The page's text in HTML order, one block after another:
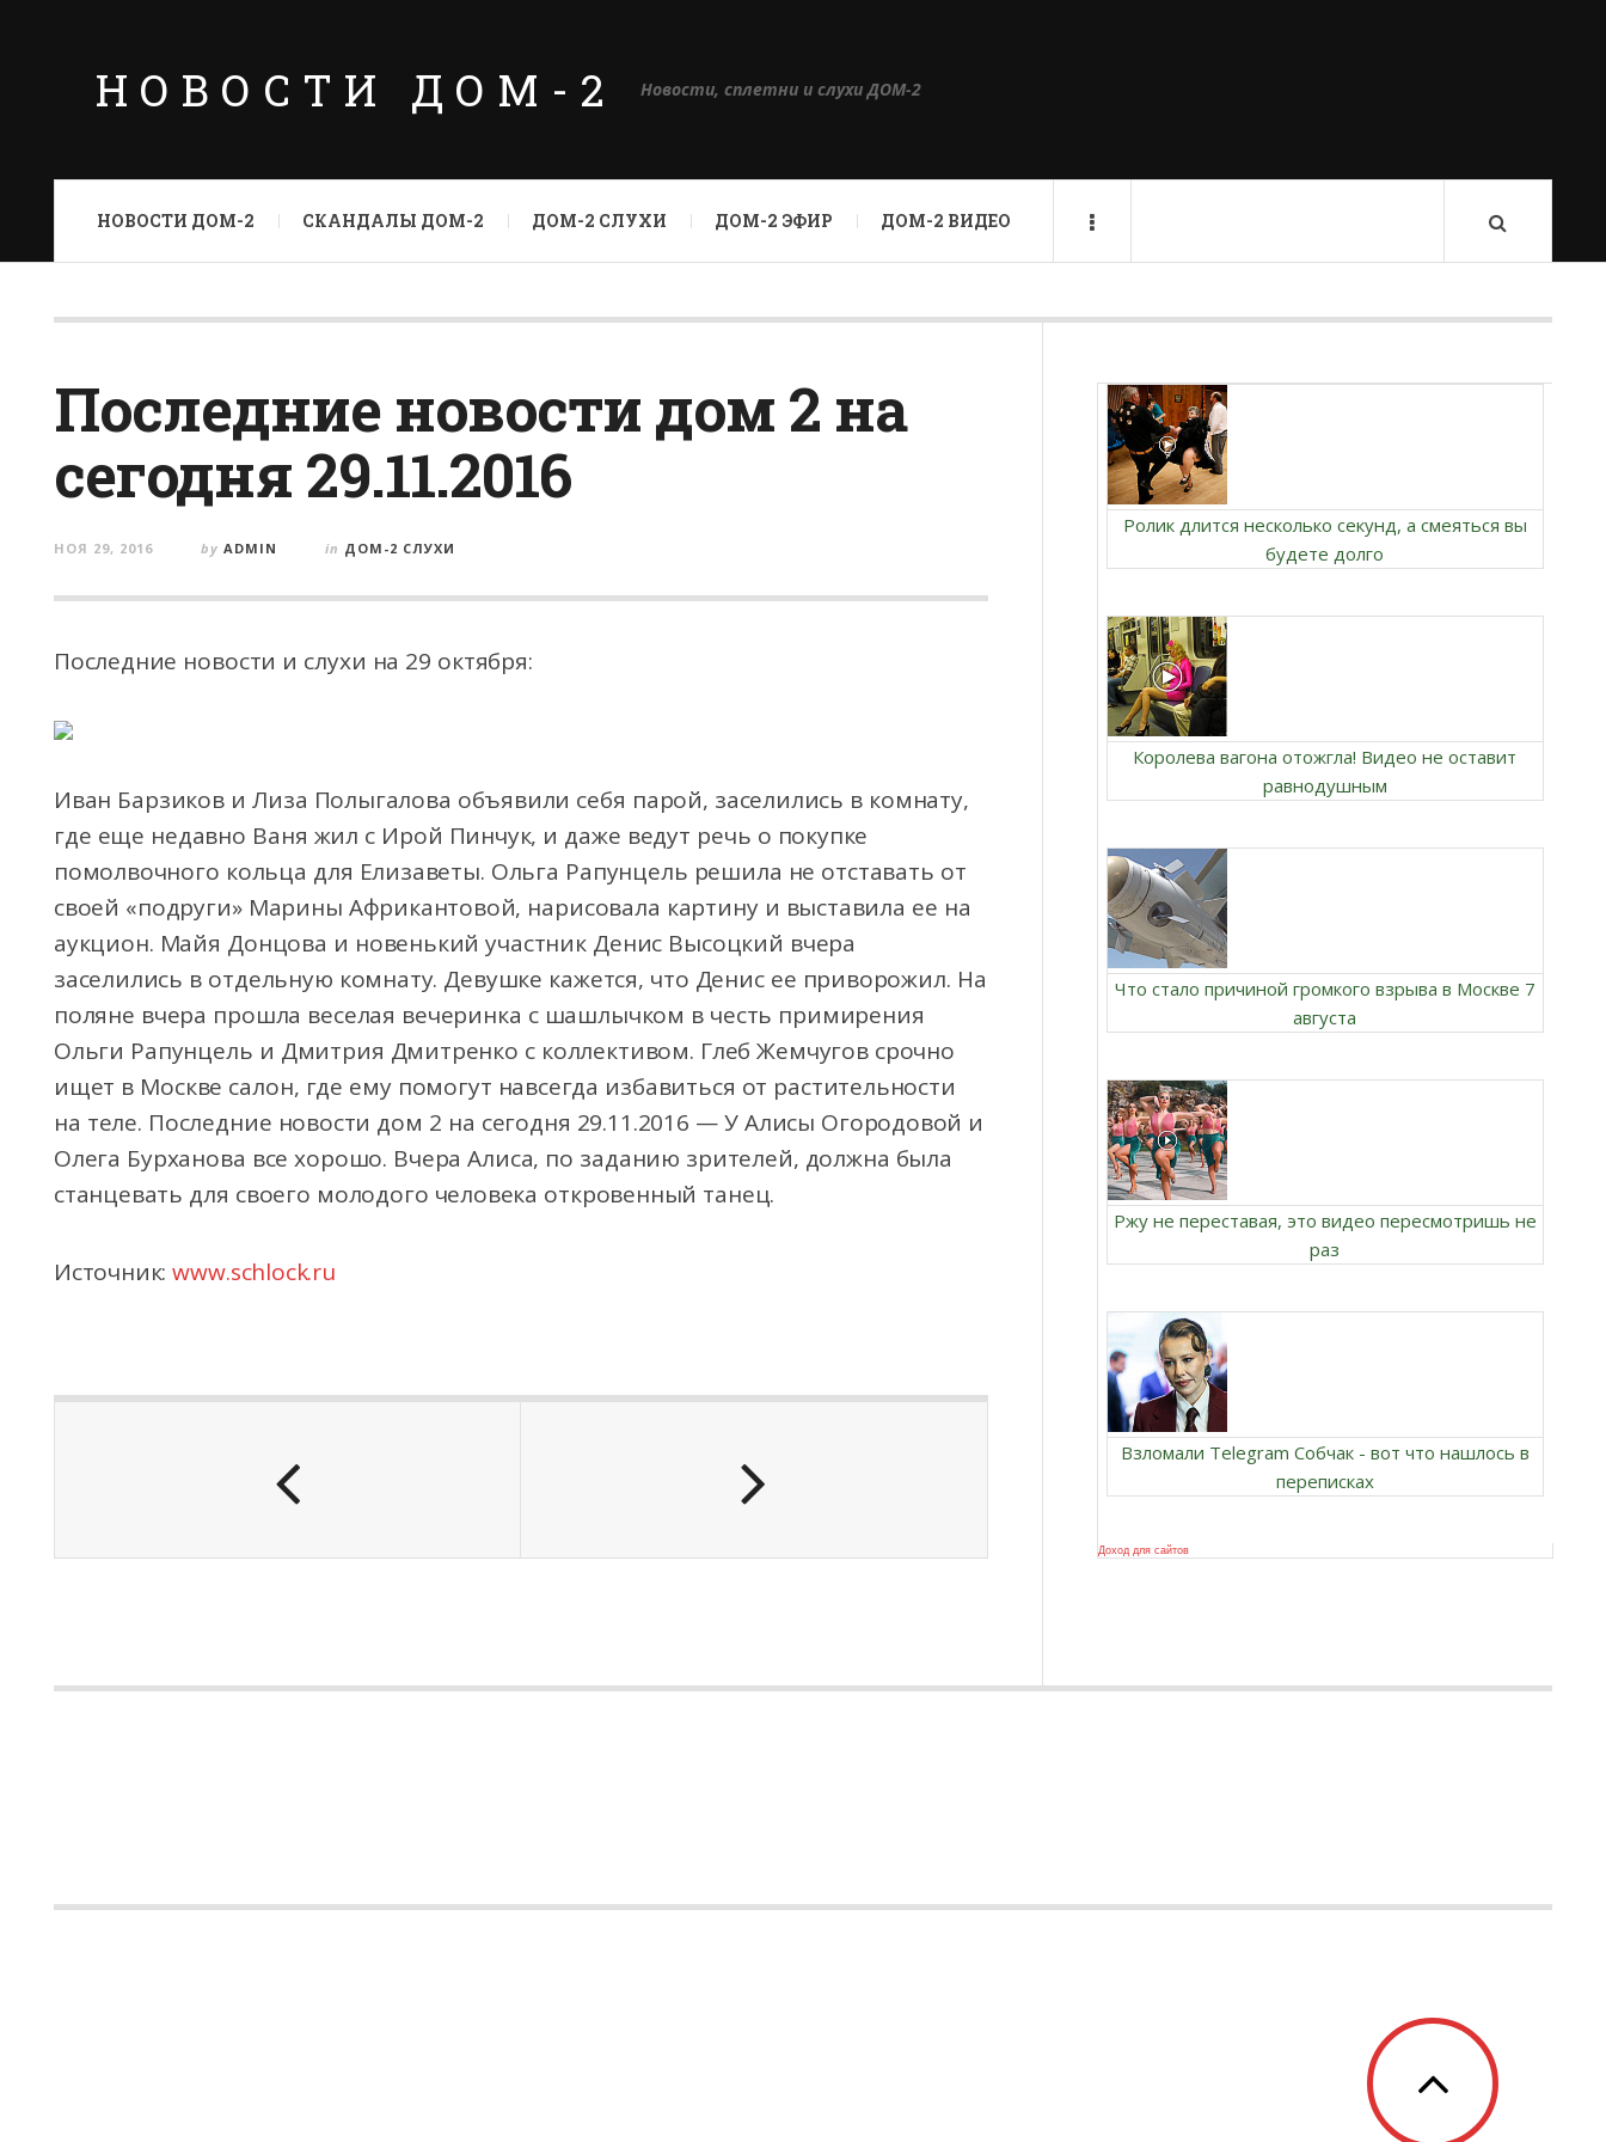
НОВОСТИ ДОМ-2 Новости, сплетни и слухи ДОМ-2
НОВОСТИ ДОМ-2 СКАНДАЛЫ ДОМ-2 ДОМ-2 СЛУХИ ДОМ-2 ЭФИР ДОМ-2 ВИДЕО
Последние новости дом 2 на
сегодня 29.11.2016
НОЯ 29, 2016 by ADMIN in ДОМ-2 СЛУХИ
Последние новости и слухи на 29 октября:
Иван Барзиков и Лиза Полыгалова объявили себя парой, заселились в комнату,
где еще недавно Ваня жил с Ирой Пинчук, и даже ведут речь о покупке
помолвочного кольца для Елизаветы. Ольга Рапунцель решила не отставать от
своей «подруги» Марины Африкантовой, нарисовала картину и выставила ее на
аукцион. Майя Донцова и новенький участник Денис Высоцкий вчера
заселились в отдельную комнату. Девушке кажется, что Денис ее приворожил. На
поляне вчера прошла веселая вечеринка с шашлычком в честь примирения
Ольги Рапунцель и Дмитрия Дмитренко с коллективом. Глеб Жемчугов срочно
ищет в Москве салон, где ему помогут навсегда избавиться от растительности
на теле. Последние новости дом 2 на сегодня 29.11.2016 — У Алисы Огородовой и
Олега Бурханова все хорошо. Вчера Алиса, по заданию зрителей, должна была
станцевать для своего молодого человека откровенный танец.
Источник:www.schlock.ru
Ролик длится несколько секунд, а смеяться вы
будете долго
Королева вагона отожгла! Видео не оставит
равнодушным
Что стало причиной громкого взрыва в Москве 7
августа
Ржу не переставая, это видео пересмотришь не
раз
Взломали Telegram Собчак - вот что нашлось в
переписках
Доход для сайтов